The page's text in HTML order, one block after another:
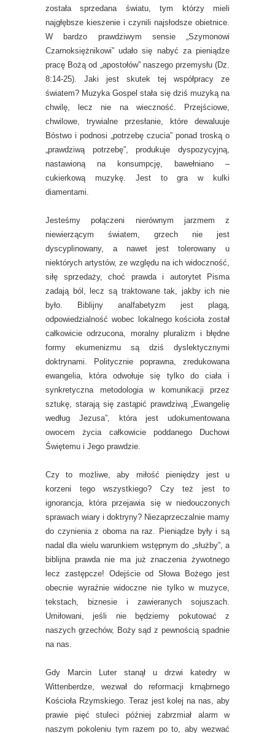
została sprzedana światu, tym którzy mieli
najgłębsze kieszenie i czynili najsłodsze obietnice.
W bardzo prawdziwym sensie „Szymonowi
Czarnoksiężnikowi” udało się nabyć za pieniądze
pracę Bożą od „apostołów” naszego przemysłu (Dz.
8:14-25). Jaki jest skutek tej współpracy ze
światem? Muzyka Gospel stała się dziś muzyką na
chwilę, lecz nie na wieczność. Przejściowe,
chwilowe, trywialne przesłanie, które dewaluuje
Bóstwo i podnosi „potrzebę czucia” ponad troską o
„prawdziwą potrzebę”, produkuje dyspozycyjną,
nastawioną na konsumpcję, bawełniano –
cukierkową muzykę. Jest to gra w kulki
diamentami.
Jesteśmy połączeni nierównym jarzmem z
niewierzącym światem, grzech nie jest
dyscyplinowany, a nawet jest tolerowany u
niektórych artystów, ze względu na ich widoczność,
siłę sprzedaży, choć prawda i autorytet Pisma
zadają ból, lecz są traktowane tak, jakby ich nie
było. Biblijny analfabetyzm jest plagą,
odpowiedzialność wobec lokalnego kościoła został
całkowicie odrzucona, moralny pluralizm i błędne
formy ekumenizmu są dziś dyslektycznymi
doktrynami. Politycznie poprawna, zredukowana
ewangelia, która odwołuje się tylko do ciała i
synkretyczna metodologia w komunikacji przez
sztukę, starają się zastąpić prawdziwą „Ewangelię
według Jezusa”, która jest udokumentowana
owocem życia całkowicie poddanego Duchowi
Świętemu i Jego prawdzie.
Czy to możliwe, aby miłość pieniędzy jest u
korzeni tego wszystkiego? Czy też jest to
ignorancja, która przejawia się w niedouczonych
sprawach wiary i doktryny? Niezaprzeczalnie mamy
do czynienia z oboma na raz. Pieniądze były i są
nadal dla wielu warunkiem wstępnym do „służby”, a
biblijna prawda nie ma już znaczenia żywotnego
lecz zastępcze! Odejście od Słowa Bożego jest
obecnie wyraźnie widoczne nie tylko w muzyce,
tekstach, biznesie i zawieranych sojuszach.
Umiłowani, jeśli nie będziemy pokutować z
naszych grzechów, Boży sąd z pewnością spadnie
na nas.
Gdy Marcin Luter stanął u drzwi katedry w
Wittenberdze, wezwał do reformacji krnąbrnego
Kościoła Rzymskiego. Teraz jest kolej na nas, aby
prawie pięć stuleci później zabrzmiał alarm w
naszym pokoleniu tym razem po to, aby wezwać